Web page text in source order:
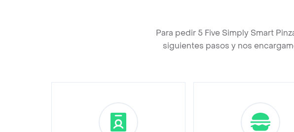
Para pedir 5 Five Simply Smart
siguientes pasos y nos